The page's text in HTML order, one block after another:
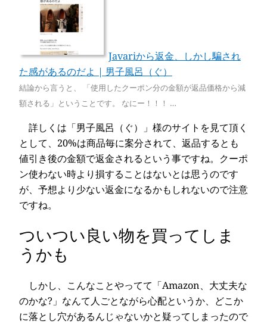
Javariから返金、しかし騙され
た感があるのだよ | 男子風呂（ぐ）
結論から言うと、 「使用したクーポン分の金額が返品価格から減
額される」ということです。 なにー！！！ …
詳しくは「男子風呂（ぐ）」様のサイトを見て頂く
として、20%は商品毎に案分されて、返品するとも
値引き後の金額で返金されるという事ですね。クーポ
ン使わない時より損することはないとは思うのです
が、予想より少ない返金になるかもしれないので注意
ですね。
ついつい良い物を買ってしま
うかも
しかし、こんなことやってて「Amazon、大丈夫な
のかな?」なんて人ごとながら心配というか、どこか
に落とし穴があるんじゃないかと疑ってしまったので